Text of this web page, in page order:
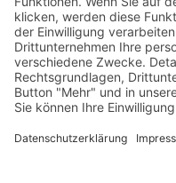
Über mich
Staging
Investor